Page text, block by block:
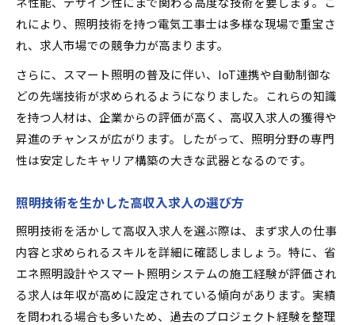
れにより、照明技術を持つ電気工事士は多様な現場で重宝さ
れ、求人市場での競争力が高まります。
さらに、スマート照明の普及に伴い、IoT連携や自動制御な
どの先端技術が求められるようになりました。これらの知識
を持つ人材は、企業からの評価が高く、高収入求人の獲得や
昇進のチャンスが広がります。したがって、照明分野の専門
性は安定したキャリア構築の大きな武器となるのです。
照明技術を生かした高収入求人の選び方
照明技術を活かして高収入求人を選ぶ際は、まず求人の仕事
内容と求められるスキルを詳細に確認しましょう。特に、省
エネ照明設計やスマート照明システムの施工経験が評価され
る求人は年収が高めに設定されている傾向があります。実績
を問われる場合も多いため、過去のプロジェクト経験を整理